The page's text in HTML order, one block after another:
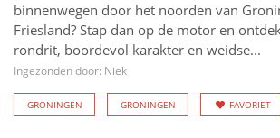
binnenwegen door het noorden van
Friesland? Stap dan op de motor en
rondrit, boordevol karakter en weidse...
Ingezonden door: Niek
GRONINGEN GRONINGEN FAVORIET